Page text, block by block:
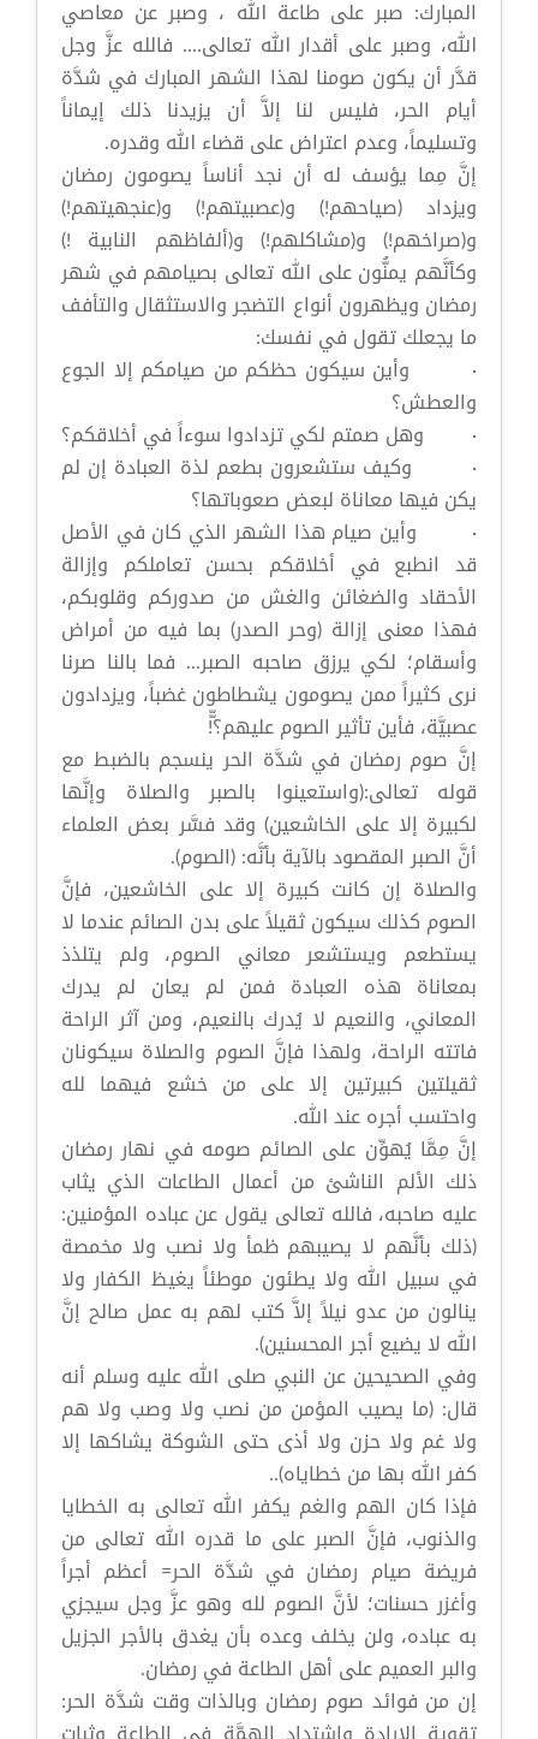
المبارك: صبر على طاعة الله ، وصبر عن معاصي
الله، وصبر على أقدار الله تعالى.... فالله عزَّ وجل
قدَّر أن يكون صومنا لهذا الشهر المبارك في شدَّة
أيام الحر، فليس لنا إلاَّ أن يزيدنا ذلك إيماناً
وتسليماً، وعدم اعتراض على قضاء الله وقدره.
إنَّ مِما يؤسف له أن نجد أناساً يصومون رمضان
ويزداد (صياحهم!) و(عصبيتهم!) و(عنجهيتهم!)
و(صراخهم!) و(مشاكلهم!) و(ألفاظهم النابية !)
وكأنَّهم يمنُّون على الله تعالى بصيامهم في شهر
رمضان ويظهرون أنواع التضجر والاستثقال والتأفف
ما يجعلك تقول في نفسك:
· وأين سيكون حظكم من صيامكم إلا الجوع
والعطش؟
· وهل صمتم لكي تزدادوا سوءاً في أخلاقكم؟
· وكيف ستشعرون بطعم لذة العبادة إن لم
يكن فيها معاناة لبعض صعوباتها؟
· وأين صيام هذا الشهر الذي كان في الأصل
قد انطبع في أخلاقكم بحسن تعاملكم وإزالة
الأحقاد والضغائن والغش من صدوركم وقلوبكم،
فهذا معنى إزالة (وحر الصدر) بما فيه من أمراض
وأسقام؛ لكي يرزق صاحبه الصبر... فما بالنا صرنا
نرى كثيراً ممن يصومون يشطاطون غضباً، ويزدادون
عصبيَّة، فأين تأثير الصوم عليهم؟ّّ!
إنَّ صوم رمضان في شدَّة الحر ينسجم بالضبط مع
قوله تعالى:(واستعينوا بالصبر والصلاة وإنَّها
لكبيرة إلا على الخاشعين) وقد فسَّر بعض العلماء
أنَّ الصبر المقصود بالآية بأنَّه: (الصوم).
والصلاة إن كانت كبيرة إلا على الخاشعين، فإنَّ
الصوم كذلك سيكون ثقيلاً على بدن الصائم عندما لا
يستطعم ويستشعر معاني الصوم، ولم يتلذذ
بمعاناة هذه العبادة فمن لم يعان لم يدرك
المعاني، والنعيم لا يُدرك بالنعيم، ومن آثر الراحة
فاتته الراحة، ولهذا فإنَّ الصوم والصلاة سيكونان
ثقيلتين كبيرتين إلا على من خشع فيهما لله
واحتسب أجره عند الله.
إنَّ مِمَّا يُهوِّن على الصائم صومه في نهار رمضان
ذلك الألم الناشئ من أعمال الطاعات الذي يثاب
عليه صاحبه، فالله تعالى يقول عن عباده المؤمنين:
(ذلك بأنَّهم لا يصيبهم ظمأ ولا نصب ولا مخمصة
في سبيل الله ولا يطئون موطئاً يغيظ الكفار ولا
ينالون من عدو نيلاً إلاَّ كتب لهم به عمل صالح إنَّ
الله لا يضيع أجر المحسنين).
وفي الصحيحين عن النبي صلى الله عليه وسلم أنه
قال: (ما يصيب المؤمن من نصب ولا وصب ولا هم
ولا غم ولا حزن ولا أذى حتى الشوكة يشاكها إلا
كفر الله بها من خطاياه)..
فإذا كان الهم والغم يكفر الله تعالى به الخطايا
والذنوب، فإنَّ الصبر على ما قدره الله تعالى من
فريضة صيام رمضان في شدَّة الحر= أعظم أجراً
وأغزر حسنات؛ لأنَّ الصوم لله وهو عزَّ وجل سيجزي
به عباده، ولن يخلف وعده بأن يغدق بالأجر الجزيل
والبر العميم على أهل الطاعة في رمضان.
إن من فوائد صوم رمضان وبالذات وقت شدَّة الحر: